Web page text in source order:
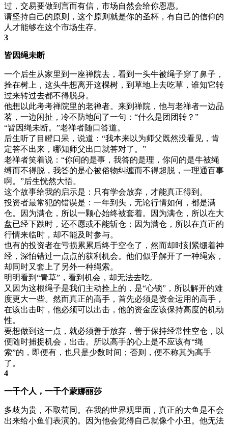
过，交易要做到言而有信，市场自然会给你恩惠。
请坚持自己的原则，这个原则就是你的圣杯，有自己的信仰的
人才能够在这个市场生存。
3
皆因绳未断
一个后生从家里到一座禅院去，看到一头牛被绳子穿了鼻子，
拴在树上，这头牛想离开这棵树，到草地上去吃草，谁知它转
过来转过去都不得脱身。
他想以此考考禅院里的老禅者。来到禅院，他与老禅者一边品
茗，一边闲扯，冷不防地问了一句：“什么是团团转？”
“皆因绳未断。”老禅者随口答道。
后生听了目瞪口呆，说道：“我本来以为师父既然没看见，肯
定答不出来，哪知师父出口就答对了。”
老禅者笑着说：“你问的是事，我答的是理，你问的是牛被绳
缚而不得脱，我答的是心被俗物纠缠而不得超脱，一理通百事
啊。”后生恍然大悟。
这个故事给我的启示是：只有学会放弃，才能真正得到。
投资者最常犯的错误是：一年到头，无论行情如何，都是满
仓。因为满仓，所以一颗心始终被套着。因为满仓，所以在大
盘已经下跌时，还不愿或不能斩仓；因为满仓，所以在真正的
行情来临时，却不能及时参与。
也有的投资者在亏损累累后终于空仓了，然而却时刻紧绷着神
经，深怕错过一点点的获利机会。他们似乎解开了一种绳索，
却同时又套上了另外一种绳索。
明明看到“青草”，看到机会，却无法去吃。
又因为这根绳子是我们主动拴上的，是“心锁”，所以解开的难
度更大一些。然而真正的高手，首先必须是资金运用的高手，
在该出击时，他必须可以出击，他的资金应该保持高度的机动
性。
要想做到这一点，就必须善于放弃，善于保持经常性空仓，以
便随时捕捉机会，出击。所以高手的心上是不应该有“绳
索”的，即便有，也只是少数时间；否则，便不称其为高手
了。
4
一千个人，一千个蒙娜丽莎
多歧为贵，不取苟同。在我的世界观里面，真正的大鱼是不会
出来给小鱼们表演的。因为他会觉得自己就像个小丑。他无法